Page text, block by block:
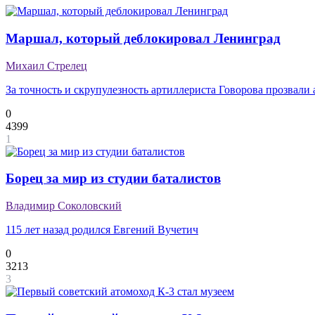
Маршал, который деблокировал Ленинград
Михаил Стрелец
За точность и скрупулезность артиллериста Говорова прозвали
0
4399
1
Борец за мир из студии баталистов
Владимир Соколовский
115 лет назад родился Евгений Вучетич
0
3213
3